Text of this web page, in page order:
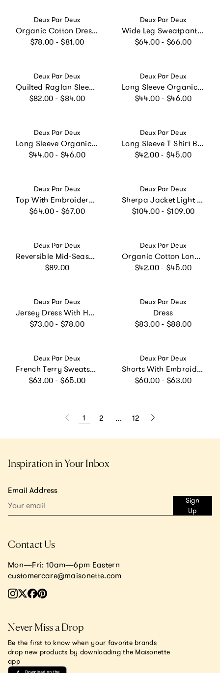
Vendor:
Deux Par Deux
Organic Cotton Dress With Pockets Green Floral Print
Regular price
$78.00 - $81.00
Vendor:
Deux Par Deux
Wide Leg Sweatpants Pink Strawberry Print
Regular price
$64.00 - $66.00
Vendor:
Deux Par Deux
Quilted Raglan Sleeve Jacket Mauve Pink
Regular price
$82.00 - $84.00
Vendor:
Deux Par Deux
Long Sleeve Organic Cotton T-Shirt Pale Dusty Pink
Regular price
$44.00 - $46.00
Vendor:
Deux Par Deux
Long Sleeve Organic Cotton Strawberry T-Shirt Off White
Regular price
$44.00 - $46.00
Vendor:
Deux Par Deux
Long Sleeve T-Shirt Black And Green
Regular price
$42.00 - $45.00
Vendor:
Deux Par Deux
Top With Embroidered Ruffle
Regular price
$64.00 - $67.00
Vendor:
Deux Par Deux
Sherpa Jacket Light Pink Colorblock
Regular price
$104.00 - $109.00
Vendor:
Deux Par Deux
Reversible Mid-Season Jacket Pink And Leopard
Regular price
$89.00
Vendor:
Deux Par Deux
Organic Cotton Long Sleeve T-Shirt Blue Checkered Print
Regular price
$42.00 - $45.00
Vendor:
Deux Par Deux
Jersey Dress With Heart Back Cut Out
Regular price
$73.00 - $78.00
Vendor:
Deux Par Deux
Dress
Regular price
$83.00 - $88.00
Vendor:
Deux Par Deux
French Terry Sweatshirt
Regular price
$63.00 - $65.00
Vendor:
Deux Par Deux
Shorts With Embroidery
Regular price
$60.00 - $63.00
1 2 ... 12
Inspiration in Your Inbox
Email Address
Sign
Up
Contact Us
Mon—Fri: 10am—6pm Eastern
customercare@maisonette.com
Never Miss a Drop
Be the first to know when your favorite brands
drop new products by downloading the Maisonette
app